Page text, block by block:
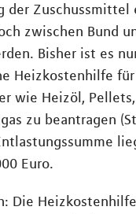
der Zuschussmittel
zwischen Bund
Bisher ist es
Heizkostenhilfe für
wie Heizöl,
zu beantragen
Euro.
Die